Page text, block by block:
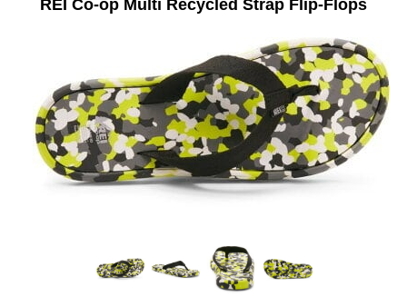
REI Co-op Multi Recycled Strap Flip-Flops